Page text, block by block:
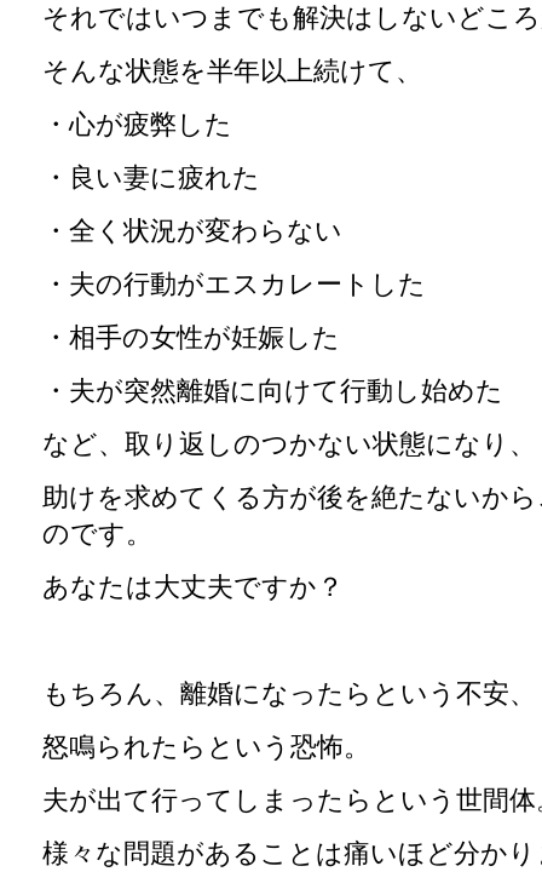
それではいつまでも解決はしないどこ
そんな状態を半年以上続けて、
・心が疲弊した
・良い妻に疲れた
・全く状況が変わらない
・夫の行動がエスカレートした
・相手の女性が妊娠した
・夫が突然離婚に向けて行動し始めた
など、取り返しのつかない状態になり、
助けを求めてくる方が後を絶たないか
のです。
あなたは大丈夫ですか？
もちろん、離婚になったらという不安、
怒鳴られたらという恐怖。
夫が出て行ってしまったらという世間体
様々な問題があることは痛いほど分か